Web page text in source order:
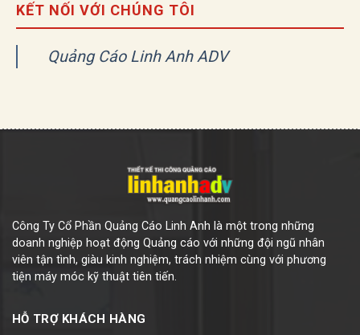
KẾT NỐI VỚI CHÚNG TÔI
Quảng Cáo Linh Anh ADV
Công Ty Cổ Phần Quảng Cáo Linh Anh là một trong những
doanh nghiệp hoạt động Quảng cáo với những đội ngũ nhân
viên tận tình, giàu kinh nghiệm, trách nhiệm cùng với phương
tiện máy móc kỹ thuật tiên tiến.
HỖ TRỢ KHÁCH HÀNG